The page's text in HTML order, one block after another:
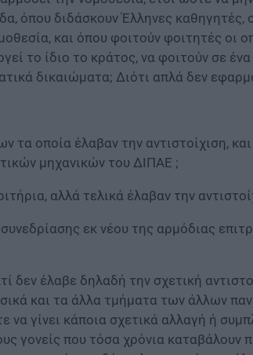
όπου διδάσκουν Έλληνες καθηγητές,
και όπου φοιτούν φοιτητές οι
το ίδιο το κράτος, να φοιτούν σε
δικαιώματα; Διότι απλά δεν
οποία έλαβαν την αντιστοίχιση,
μηχανικών του ΔΙΠΑΕ ;
αλλά τελικά έλαβαν την
εκ νέου της αρμόδιας
δεν έλαβε δηλαδή την σχετική
και τα άλλα τμήματα των άλλων
να γίνει κάποια σχετικά αλλαγή ή
γονείς που τόσα χρόνια καταβάλουν